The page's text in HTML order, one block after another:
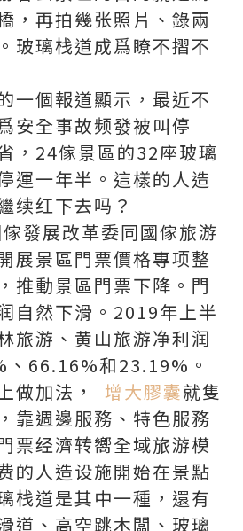
，再拍幾张照片、錄兩
玻璃栈道成爲瞭不摺不
一個報道顯示，最近不
安全事故频發被叫停
，24傢景區的32座玻璃
運一年半。這樣的人造
续红下去吗？
發展改革委同國傢旅游
展景區門票價格專项整
推動景區門票下降。門
自然下滑。2019年上半
旅游、黄山旅游净利润
66.16%和23.19%。
做加法， 增大膠囊就隻
靠週邊服務、特色服務
票经濟转嚮全域旅游模
的人造设施開始在景點
栈道是其中一種，還有
道、高空跳木闆、玻璃